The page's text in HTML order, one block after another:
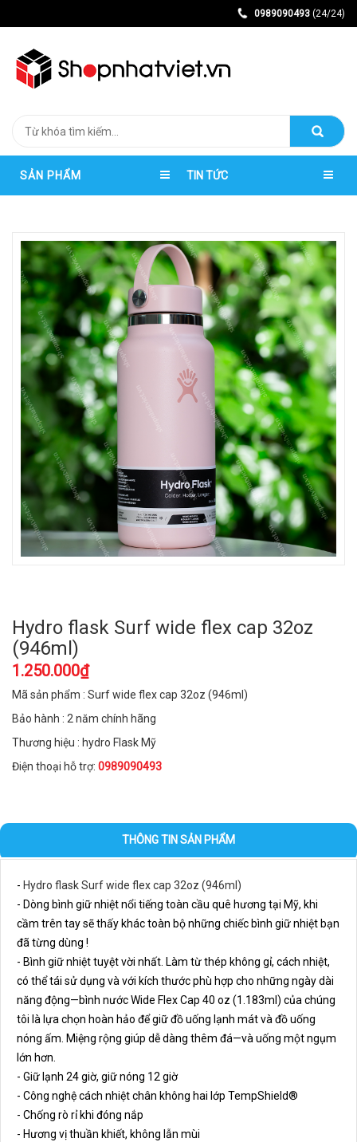
0989090493 (24/24)
SẢN PHẨM TIN TỨC
Hydro flask Surf wide flex cap 32oz
(946ml)
1.250.000₫
Mã sản phẩm : Surf wide flex cap 32oz (946ml)
Bảo hành : 2 năm chính hãng
Thương hiệu : hydro Flask Mỹ
Điện thoại hỗ trợ: 0989090493
THÔNG TIN SẢN PHẨM
- Hydro flask Surf wide flex cap 32oz (946ml)
- Dòng bình giữ nhiệt nổi tiếng toàn cầu quê hương tại Mỹ, khi
cầm trên tay sẽ thấy khác toàn bộ những chiếc bình giữ nhiệt bạn
đã từng dùng !
- Bình giữ nhiệt tuyệt vời nhất. Làm từ thép không gỉ, cách nhiệt,
có thể tái sử dụng và với kích thước phù hợp cho những ngày dài
năng động—bình nước Wide Flex Cap 40 oz (1.183ml) của chúng
tôi là lựa chọn hoàn hảo để giữ đồ uống lạnh mát và đồ uống
nóng ấm. Miệng rộng giúp dễ dàng thêm đá—và uống một ngụm
lớn hơn.
- Giữ lạnh 24 giờ, giữ nóng 12 giờ
- Công nghệ cách nhiệt chân không hai lớp TempShield®️
- Chống rò rỉ khi đóng nắp
- Hương vị thuần khiết, không lẫn mùi